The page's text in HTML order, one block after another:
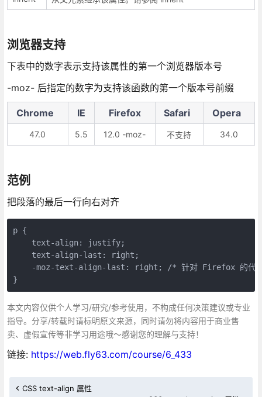
浏览器支持
下表中的数字表示支持该属性的第一个浏览器版本号
-moz- 后指定的数字为支持该函数的第一个版本号前缀
Chrome IE Firefox Safari Opera
47.0 5.5 12.0 -moz- 不支持 34.0
范例
把段落的最后一行向右对齐
p {
    text-align: justify;
    text-align-last: right;
-moz-text-align-last: right; /* 针对 Firefox 的代
}
本文内容仅供个人学习/研究/参考使用，不构成任何决策建议或专业
指导。分享/转载时请标明原文来源，同时请勿将内容用于商业售
卖、虚假宣传等非学习用途哦～感谢您的理解与支持！
链接: https://web.fly63.com/course/6_433
CSS text-align 属性